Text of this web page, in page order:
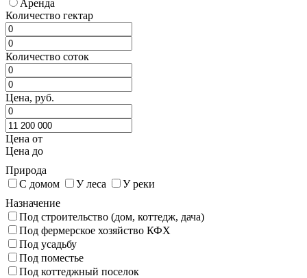
Аренда
Количество гектар
Количество соток
Цена, руб.
Цена от
Цена до
Природа
С домом
У леса
У реки
Назначение
Под строительство (дом, коттедж, дача)
Под фермерское хозяйство КФХ
Под усадьбу
Под поместье
Под коттеджный поселок